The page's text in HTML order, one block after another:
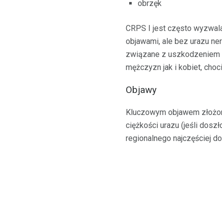
obrzęk
CRPS I jest często
objawami, ale bez urazu
związane z uszkodzeniem
mężczyzn jak i kobiet,
Objawy
Kluczowym objawem
ciężkości urazu (jeśli
regionalnego najczęściej